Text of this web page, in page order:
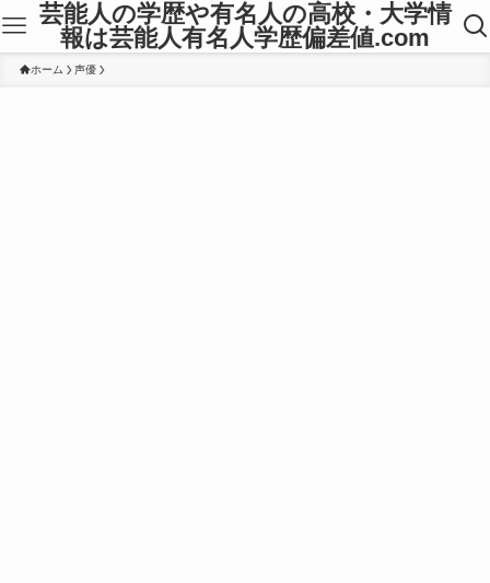
芸能人の学歴や有名人の高校・大学情
報は芸能人有名人学歴偏差値.com
ホーム 声優